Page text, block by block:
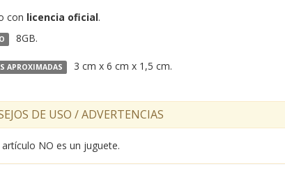
con licencia oficial.
8GB.
APROXIMADAS 3 cm x 6 cm x 1,5 cm.
DE USO / ADVERTENCIAS
artículo NO es un juguete.